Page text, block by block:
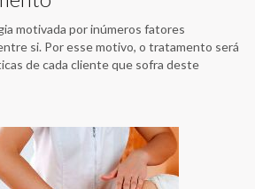
motivada por inúmeros fatores
si. Por esse motivo, o tratamento será
de cada cliente que sofra deste